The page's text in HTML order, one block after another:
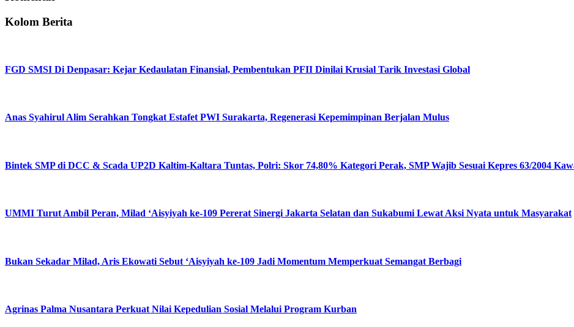
Kolom Berita
FGD SMSI Di Denpasar: Kejar Kedaulatan Finansial, Pembentukan PFII Dinilai Krusial Tarik Investasi Global
Anas Syahirul Alim Serahkan Tongkat Estafet PWI Surakarta, Regenerasi Kepemimpinan Berjalan Mulus
Bintek SMP di DCC & Scada UP2D Kaltim-Kaltara Tuntas, Polri: Skor 74,80% Kategori Perak, SMP Wajib Sesuai Kepres 63/2004
UMMI Turut Ambil Peran, Milad ‘Aisyiyah ke-109 Pererat Sinergi Jakarta Selatan dan Sukabumi Lewat Aksi Nyata untuk Masyarakat
Bukan Sekadar Milad, Aris Ekowati Sebut ‘Aisyiyah ke-109 Jadi Momentum Memperkuat Semangat Berbagi
Agrinas Palma Nusantara Perkuat Nilai Kepedulian Sosial Melalui Program Kurban